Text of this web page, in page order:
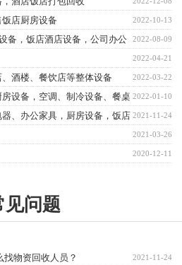
2022-10-13
店厨房设备
2022-08-09
备，饭店酒店设备，公司办公
2022-04-21
2022-03-22
酒楼、餐饮店等整体设备
2022-01-10
设备，空调、制冷设备、餐桌
2021-11-24
、办公家具，厨房设备，饭店
2021-03-26
2020-12-11
见问题
2021-11-24
物资回收人员？